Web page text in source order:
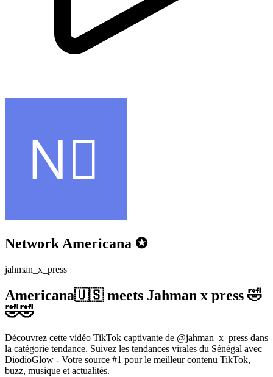
Network Americana ✪
jahman_x_press
Americana🇺🇸 meets Jahman x press 🤣
🤣🤣
Découvrez cette vidéo TikTok captivante de @jahman_x_press dans
la catégorie tendance. Suivez les tendances virales du Sénégal avec
DiodioGlow - Votre source #1 pour le meilleur contenu TikTok,
buzz, musique et actualités.